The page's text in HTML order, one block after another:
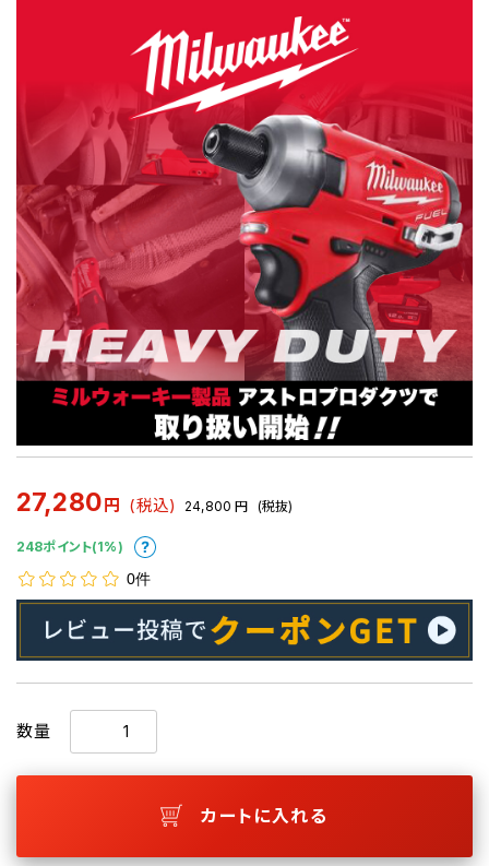
27,280 円 (税込) 24,800 円 (税抜)
248ポイント(1%)
0件
数量
カートに入れる